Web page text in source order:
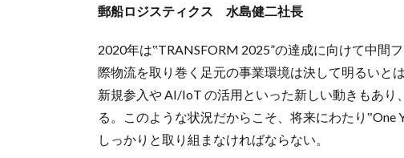
郵船ロジスティクス 水島健二社長
2020年は‟TRANSFORM 2025”の達成に向けて中間
際物流を取り巻く足元の事業環境は決して明るいと
新規参入や AI/IoT の活用といった新しい動きもあ
る。このような状況だからこそ、将来にわたり‟One
しっかりと取り組まなければならない。